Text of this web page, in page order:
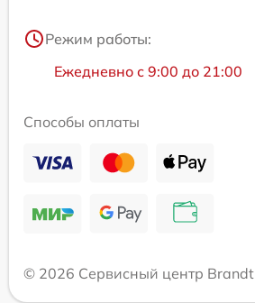
Режим работы:
Ежедневно с 9:00 до 21:00
Способы оплаты
© 2026 Сервисный центр Brandt